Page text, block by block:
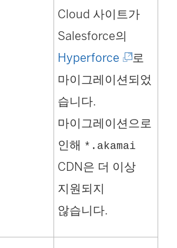
Cloud 사이트가
Salesforce의
Hyperforce (
링
가
새
창
로
마이그레이션되었
습니다.
마이그레이션으로
인해 *.akamai
CDN은 더 이상
지원되지
않습니다.